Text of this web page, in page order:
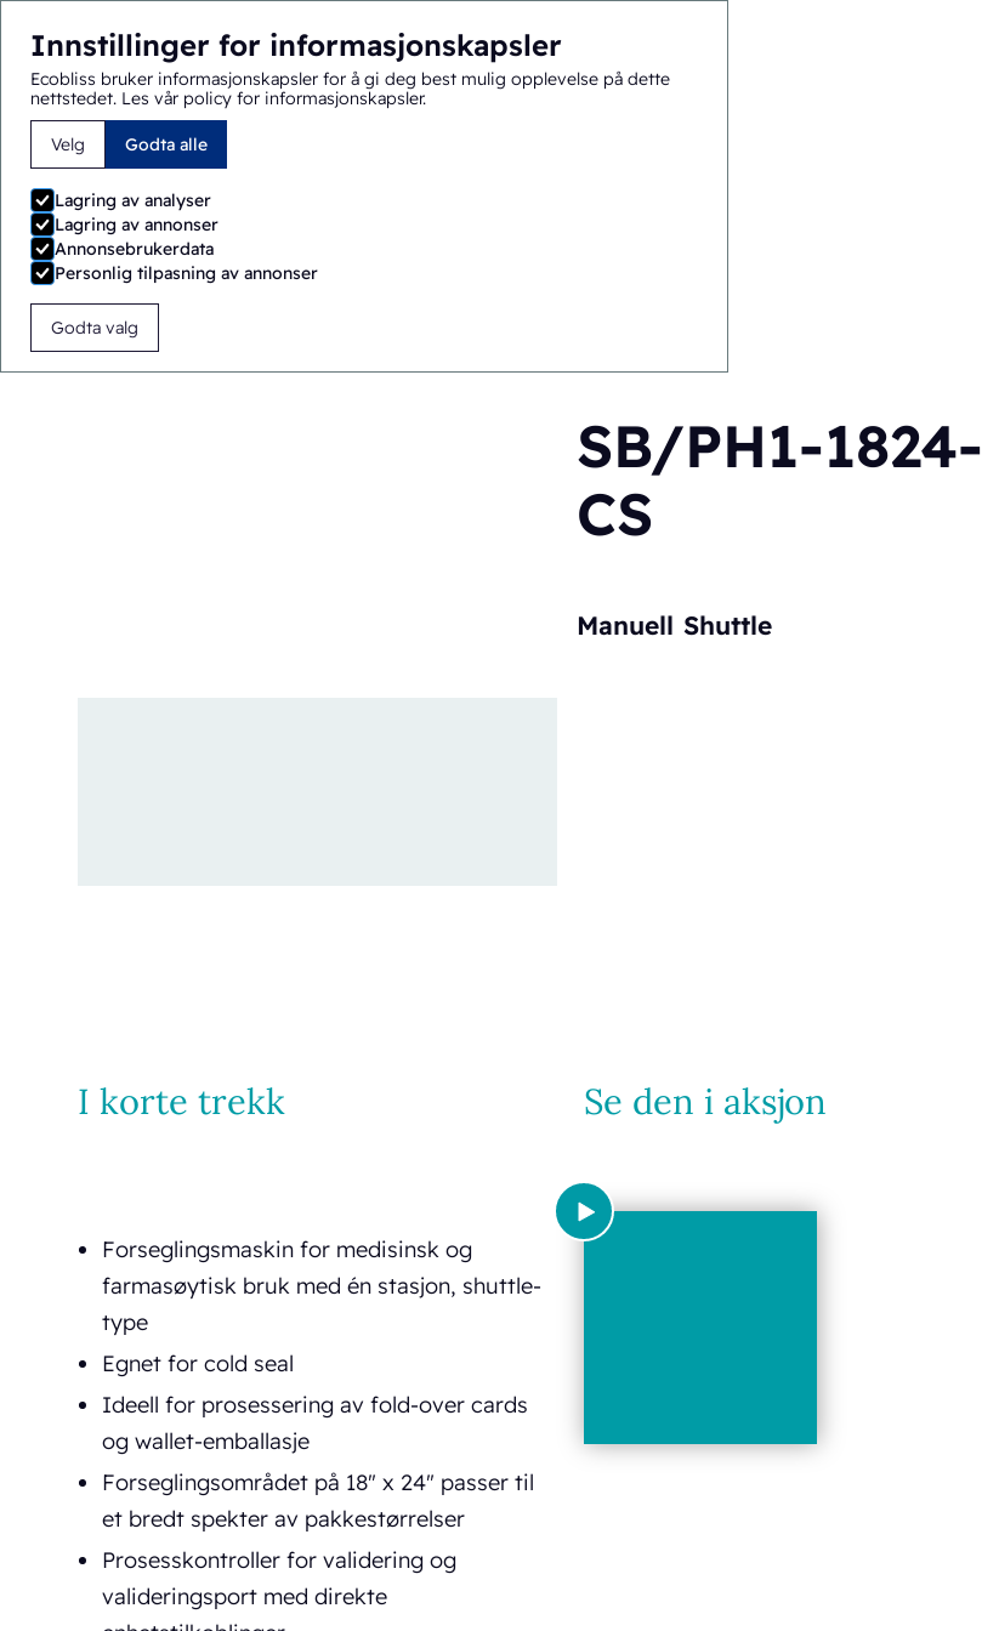
Innstillinger for informasjonskapsler
Ecobliss bruker informasjonskapsler for å gi deg best mulig opplevelse på dette
nettstedet. Les vår policy for informasjonskapsler.
Velg Godta alle
Lagring av analyser
Lagring av annonser
Annonsebrukerdata
Personlig tilpasning av annonser
Godta valg
Du befinner deg her:
SB/PH1-1824-
CS
Manuell Shuttle
I korte trekk
Forseglingsmaskin for medisinsk og
farmasøytisk bruk med én stasjon, shuttle-
type
Egnet for cold seal
Ideell for prosessering av fold-over cards
og wallet-emballasje
Forseglingsområdet på 18" x 24" passer til
et bredt spekter av pakkestørrelser
Prosesskontroller for validering og
valideringsport med direkte
Se den i aksjon